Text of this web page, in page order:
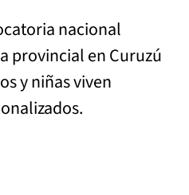
nacional
provincial en Curuzú
y niñas viven